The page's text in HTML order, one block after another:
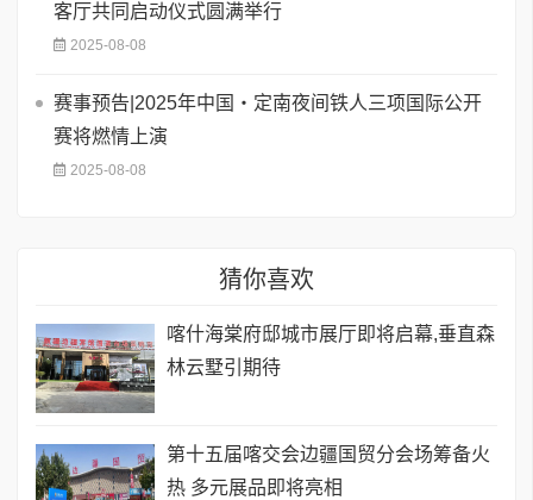
客厅共同启动仪式圆满举行
2025-08-08
赛事预告|2025年中国・定南夜间铁人三项国际公开
赛将燃情上演
2025-08-08
猜你喜欢
喀什海棠府邸城市展厅即将启幕,垂直森
林云墅引期待
第十五届喀交会边疆国贸分会场筹备火
热 多元展品即将亮相